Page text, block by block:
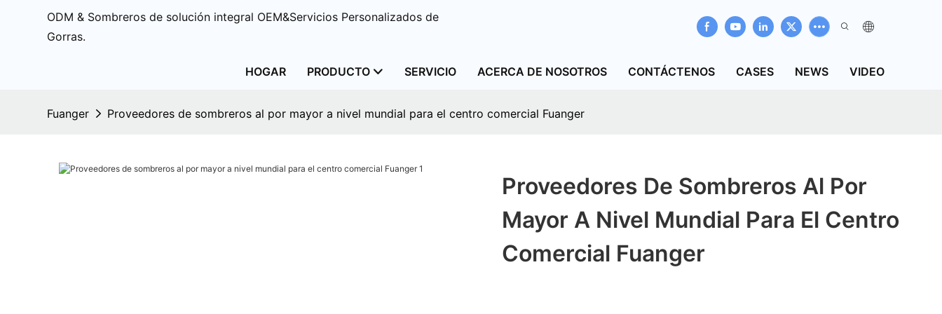
ODM & Sombreros de solución integral OEM&Servicios Personalizados de
Gorras.
HOGAR PRODUCTO SERVICIO ACERCA DE NOSOTROS CONTÁCTENOS CASES NEWS VIDEO
Fuanger Proveedores de sombreros al por mayor a nivel mundial para el centro comercial Fuanger
Proveedores De Sombreros Al Por
Mayor A Nivel Mundial Para El Centro
Comercial Fuanger